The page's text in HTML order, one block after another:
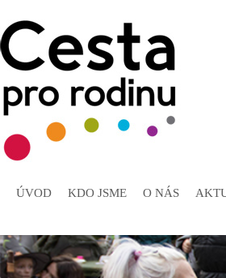
ÚVOD KDO JSME O NÁS